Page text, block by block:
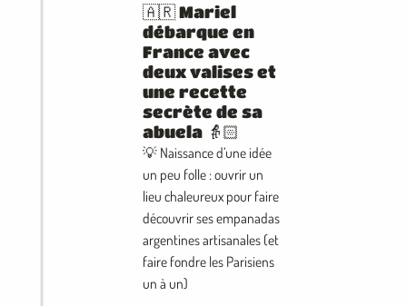
🇦🇷 Mariel
débarque en
France avec
deux valises et
une recette
secrète de sa
abuela 👵🏻
💡 Naissance d’une idée
un peu folle : ouvrir un
lieu chaleureux pour faire
découvrir ses empanadas
argentines artisanales (et
faire fondre les Parisiens
un à un)